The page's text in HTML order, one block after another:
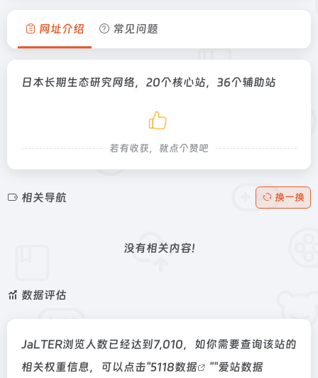
网址介绍 常见问题
日本长期生态研究网络，20个核心站，36个辅助站
若有收获，就点个赞吧
相关导航 换一换
没有相关内容!
数据评估
JaLTER浏览人数已经达到7,010，如你需要查询该站的
相关权重信息，可以点击"5118数据 ""爱站数据